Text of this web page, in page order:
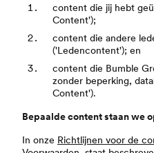
content die jij hebt
Content');
content die andere
('Ledencontent'); en
content die Bumble
zonder beperking,
Content').
Bepaalde content staan we
In onze Richtlijnen voor de